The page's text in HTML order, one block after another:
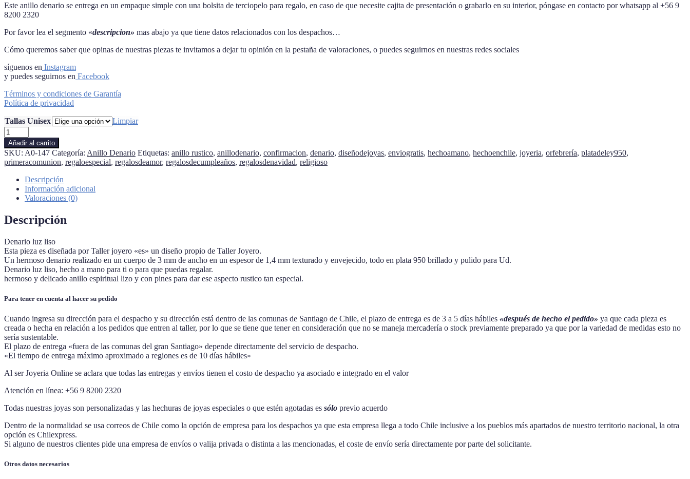
Este anillo denario se entrega en un empaque simple con una bolsita de terciopelo para regalo, en caso de que necesite cajita de presentación o grabarlo en su interior, póngase en contacto por whatsapp al +56 9
8200 2320
Por favor lea el segmento «descripcion» mas abajo ya que tiene datos relacionados con los despachos…
Cómo queremos saber que opinas de nuestras piezas te invitamos a dejar tu opinión en la pestaña de valoraciones, o puedes seguirnos en nuestras redes sociales
síguenos en Instagram
y puedes seguirnos en Facebook
Términos y condiciones de Garantía
Política de privacidad
Tallas Unisex
Limpiar
Denario
luz
liso
cantidad
Añadir al carrito
SKU: A0-147 Categoría: Anillo Denario Etiquetas: anillo rustico, anillodenario, confirmacion, denario, diseñodejoyas, enviogratis, hechoamano, hechoenchile, joyeria, orfebrería, platadeley950,
primeracomunion, regaloespecial, regalosdeamor, regalosdecumpleaños, regalosdenavidad, religioso
Descripción
Información adicional
Valoraciones (0)
Descripción
Denario luz liso
Esta pieza es diseñada por Taller joyero «es» un diseño propio de Taller Joyero.
Un hermoso denario realizado en un cuerpo de 3 mm de ancho en un espesor de 1,4 mm texturado y envejecido, todo en plata 950 brillado y pulido para Ud.
Denario luz liso, hecho a mano para ti o para que puedas regalar.
hermoso y delicado anillo espiritual lizo y con pines para dar ese aspecto rustico tan especial.
Para tener en cuenta al hacer su pedido
Cuando ingresa su dirección para el despacho y su dirección está dentro de las comunas de Santiago de Chile, el plazo de entrega es de 3 a 5 días hábiles «después de hecho el pedido» ya que cada pieza es
creada o hecha en relación a los pedidos que entren al taller, por lo que se tiene que tener en consideración que no se maneja mercadería o stock previamente preparado ya que por la variedad de medidas esto no
sería sustentable.
El plazo de entrega «fuera de las comunas del gran Santiago» depende directamente del servicio de despacho.
«El tiempo de entrega máximo aproximado a regiones es de 10 días hábiles»
Al ser Joyeria Online se aclara que todas las entregas y envíos tienen el costo de despacho ya asociado e integrado en el valor
Atención en línea: +56 9 8200 2320
Todas nuestras joyas son personalizadas y las hechuras de joyas especiales o que estén agotadas es sólo previo acuerdo
Dentro de la normalidad se usa correos de Chile como la opción de empresa para los despachos ya que esta empresa llega a todo Chile inclusive a los pueblos más apartados de nuestro territorio nacional, la otra
opción es Chilexpress.
Si alguno de nuestros clientes pide una empresa de envíos o valija privada o distinta a las mencionadas, el coste de envío sería directamente por parte del solicitante.
Otros datos necesarios